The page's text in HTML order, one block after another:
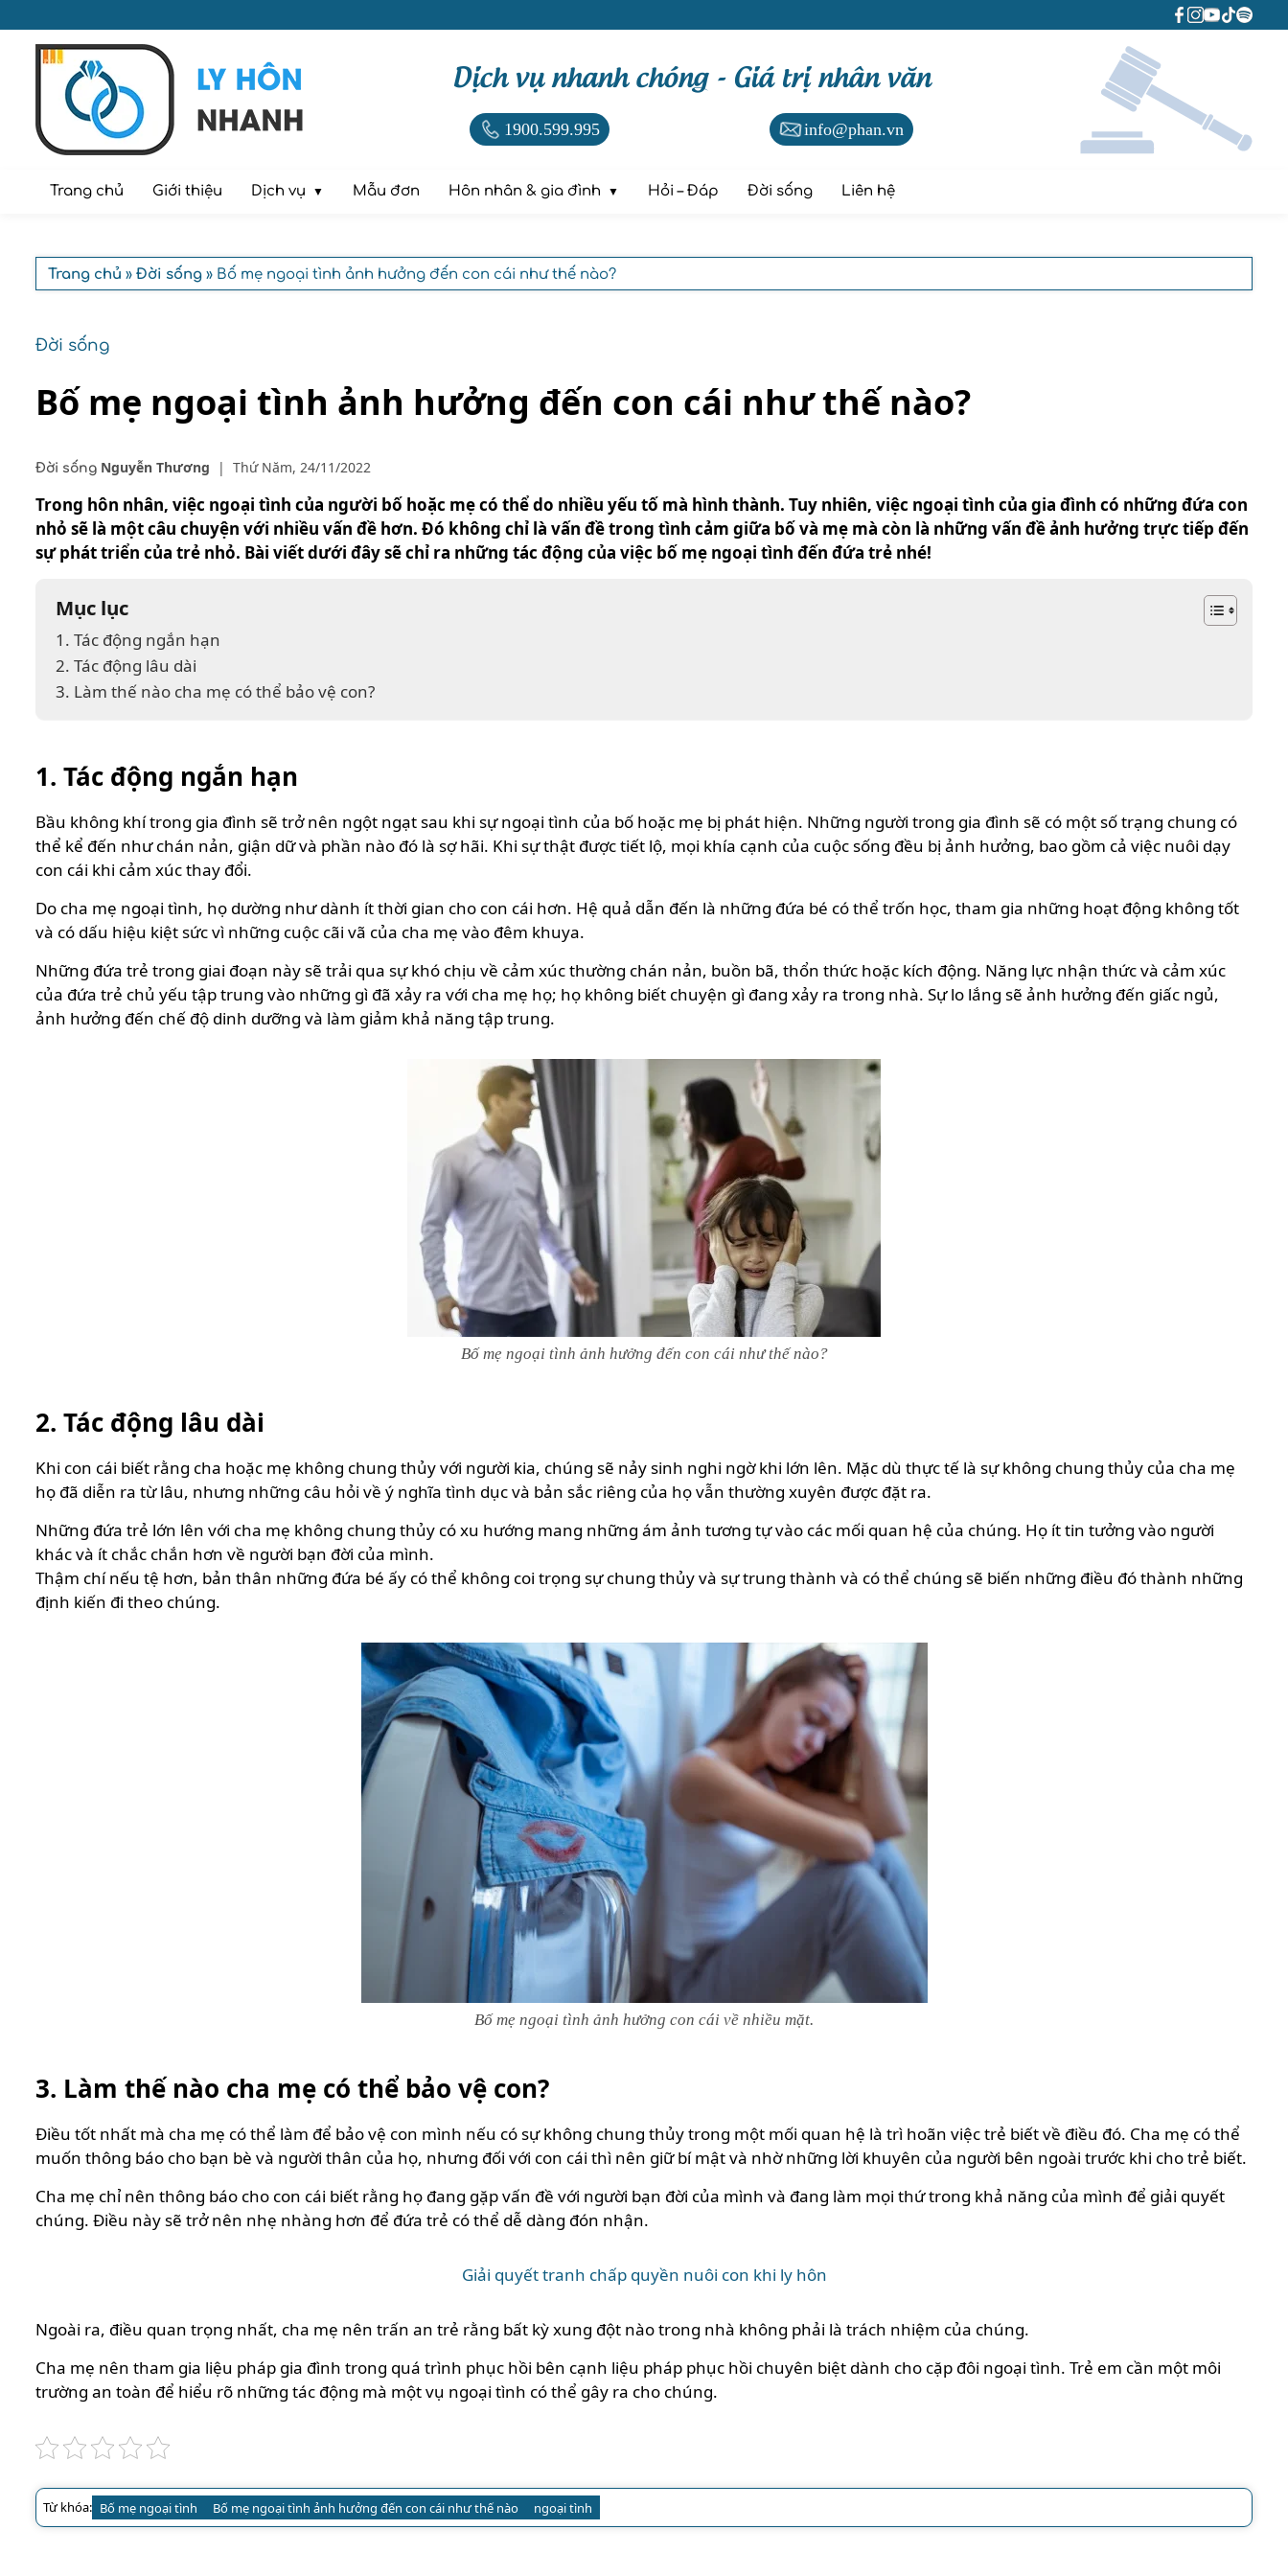
Dịch vụ nhanh chóng - Giá trị nhân văn
1900.599.995 info@phan.vn
Trang chủ Giới thiệu Dịch vụ Mẫu đơn Hôn nhân & gia đình Hỏi – Đáp Đời sống Liên hệ
Trang chủ » Đời sống » Bố mẹ ngoại tình ảnh hưởng đến con cái như thế nào?
Đời sống
Bố mẹ ngoại tình ảnh hưởng đến con cái như thế nào?
Đời sống Nguyễn Thương | Thứ Năm, 24/11/2022
Trong hôn nhân, việc ngoại tình của người bố hoặc mẹ có thể do nhiều yếu tố mà hình thành. Tuy nhiên, việc ngoại tình của gia đình có những đứa con
nhỏ sẽ là một câu chuyện với nhiều vấn đề hơn. Đó không chỉ là vấn đề trong tình cảm giữa bố và mẹ mà còn là những vấn đề ảnh hưởng trực tiếp đến
sự phát triển của trẻ nhỏ. Bài viết dưới đây sẽ chỉ ra những tác động của việc bố mẹ ngoại tình đến đứa trẻ nhé!
Mục lục
1. Tác động ngắn hạn
2. Tác động lâu dài
3. Làm thế nào cha mẹ có thể bảo vệ con?
1. Tác động ngắn hạn
Bầu không khí trong gia đình sẽ trở nên ngột ngạt sau khi sự ngoại tình của bố hoặc mẹ bị phát hiện. Những người trong gia đình sẽ có một số trạng chung có
thể kể đến như chán nản, giận dữ và phần nào đó là sợ hãi. Khi sự thật được tiết lộ, mọi khía cạnh của cuộc sống đều bị ảnh hưởng, bao gồm cả việc nuôi dạy
con cái khi cảm xúc thay đổi.
Do cha mẹ ngoại tình, họ dường như dành ít thời gian cho con cái hơn. Hệ quả dẫn đến là những đứa bé có thể trốn học, tham gia những hoạt động không tốt
và có dấu hiệu kiệt sức vì những cuộc cãi vã của cha mẹ vào đêm khuya.
Những đứa trẻ trong giai đoạn này sẽ trải qua sự khó chịu về cảm xúc thường chán nản, buồn bã, thổn thức hoặc kích động. Năng lực nhận thức và cảm xúc
của đứa trẻ chủ yếu tập trung vào những gì đã xảy ra với cha mẹ họ; họ không biết chuyện gì đang xảy ra trong nhà. Sự lo lắng sẽ ảnh hưởng đến giấc ngủ,
ảnh hưởng đến chế độ dinh dưỡng và làm giảm khả năng tập trung.
Bố mẹ ngoại tình ảnh hưởng đến con cái như thế nào?
2. Tác động lâu dài
Khi con cái biết rằng cha hoặc mẹ không chung thủy với người kia, chúng sẽ nảy sinh nghi ngờ khi lớn lên. Mặc dù thực tế là sự không chung thủy của cha mẹ
họ đã diễn ra từ lâu, nhưng những câu hỏi về ý nghĩa tình dục và bản sắc riêng của họ vẫn thường xuyên được đặt ra.
Những đứa trẻ lớn lên với cha mẹ không chung thủy có xu hướng mang những ám ảnh tương tự vào các mối quan hệ của chúng. Họ ít tin tưởng vào người
khác và ít chắc chắn hơn về người bạn đời của mình.
Thậm chí nếu tệ hơn, bản thân những đứa bé ấy có thể không coi trọng sự chung thủy và sự trung thành và có thể chúng sẽ biến những điều đó thành những
định kiến đi theo chúng.
Bố mẹ ngoại tình ảnh hưởng con cái về nhiều mặt.
3. Làm thế nào cha mẹ có thể bảo vệ con?
Điều tốt nhất mà cha mẹ có thể làm để bảo vệ con mình nếu có sự không chung thủy trong một mối quan hệ là trì hoãn việc trẻ biết về điều đó. Cha mẹ có thể
muốn thông báo cho bạn bè và người thân của họ, nhưng đối với con cái thì nên giữ bí mật và nhờ những lời khuyên của người bên ngoài trước khi cho trẻ biết.
Cha mẹ chỉ nên thông báo cho con cái biết rằng họ đang gặp vấn đề với người bạn đời của mình và đang làm mọi thứ trong khả năng của mình để giải quyết
chúng. Điều này sẽ trở nên nhẹ nhàng hơn để đứa trẻ có thể dễ dàng đón nhận.
Giải quyết tranh chấp quyền nuôi con khi ly hôn
Ngoài ra, điều quan trọng nhất, cha mẹ nên trấn an trẻ rằng bất kỳ xung đột nào trong nhà không phải là trách nhiệm của chúng.
Cha mẹ nên tham gia liệu pháp gia đình trong quá trình phục hồi bên cạnh liệu pháp phục hồi chuyên biệt dành cho cặp đôi ngoại tình. Trẻ em cần một môi
trường an toàn để hiểu rõ những tác động mà một vụ ngoại tình có thể gây ra cho chúng.
Từ khóa: Bố mẹ ngoại tình Bố mẹ ngoại tình ảnh hưởng đến con cái như thế nào ngoại tình